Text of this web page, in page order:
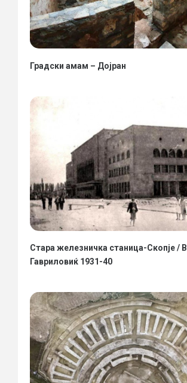
Градски амам – Дојран
Стара железничка станица-Скопје /
Гавриловиќ 1931-40